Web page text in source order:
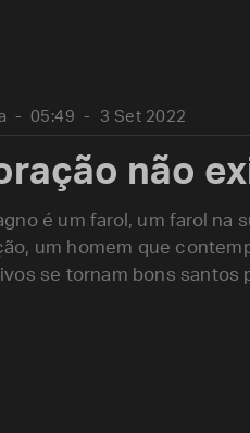
05:49 3 Set 2022
não
é um farol, um farol na
um homem que
se tornam bons santos